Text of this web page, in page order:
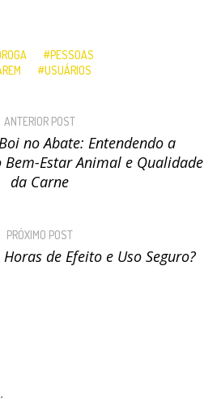
PESSOAS
USUÁRIOS
ANTERIOR POST
no Abate: Entendendo a
Estar Animal e Qualidade
da Carne
PRÓXIMO POST
de Efeito e Uso Seguro?